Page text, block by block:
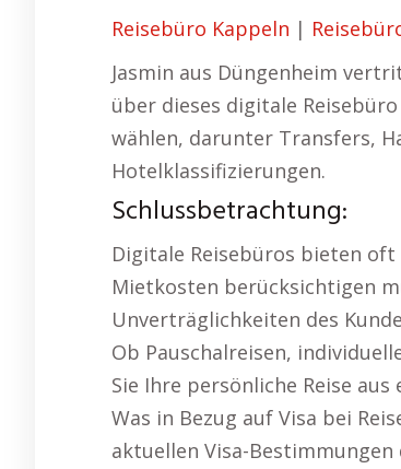
Reisebüro Kappeln |
Jasmin aus Düngenheim
über dieses digitale
wählen, darunter Transfers,
Hotelklassifizierungen.
Schlussbetrachtung:
Digitale Reisebüros bieten oft
Mietkosten berücksichtigen
Unverträglichkeiten des
Ob Pauschalreisen,
Sie Ihre persönliche Reise
Was in Bezug auf Visa bei
aktuellen Visa-